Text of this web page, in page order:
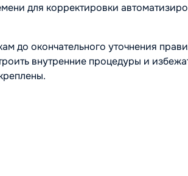
для корректировки
до окончательного уточнения
внутренние процедуры и